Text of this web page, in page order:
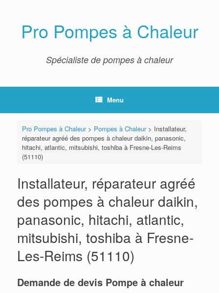
Pro Pompes à Chaleur
Spécialiste de pompes à chaleur
Menu
Pro Pompes à Chaleur> Pompes à Chaleur> Installateur,
réparateur agréé des pompes à chaleur daikin, panasonic,
hitachi, atlantic, mitsubishi, toshiba à Fresne-Les-Reims
(51110)
Installateur, réparateur agréé
des pompes à chaleur daikin,
panasonic, hitachi, atlantic,
mitsubishi, toshiba à Fresne-
Les-Reims (51110)
Demande de devis Pompe à chaleur